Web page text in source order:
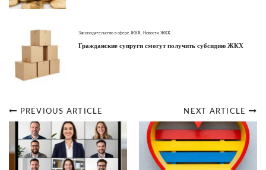
Законодательство в сфере ЖКХ Новости ЖКХ
Гражданские супруги смогут получить субсидию ЖКХ
Post
navigation
NEXT ARTICLE
PREVIOUS ARTICLE